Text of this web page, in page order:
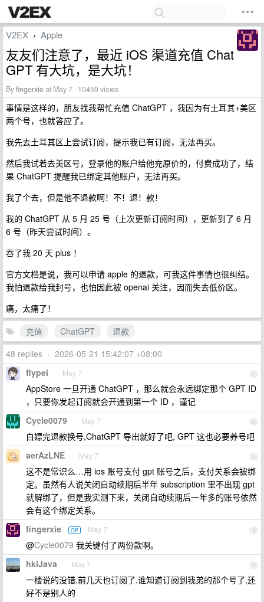
V2EX › Apple
友友们注意了，最近 iOS 渠道充值 Chat
GPT 有大坑，是大坑！
Byfingerxieat May 7 · 10459 views
事情是这样的，朋友找我帮忙充值 ChatGPT ，我因为有土耳其+美区
两个号，也就答应了。
我先去土耳其区上尝试订阅，提示我已有订阅，无法再买。
然后我试着去美区号，登录他的账户给他充原价的，付费成功了，结
果 ChatGPT 提醒我已绑定其他账户，无法再买。
我了个去，但是他不退款啊！不！退！款！
我的 ChatGPT 从 5 月 25 号（上次更新订阅时间），更新到了 6 月
6 号（昨天尝试时间）。
吞了我 20 天 plus ！
官方文档是说，我可以申请 apple 的退款，可我这件事情也很纠结。
我怕退款给我封号，也怕因此被 openai 关注，因而失去低价区。
痛，太痛了！
充值
ChatGPT
退款
48 replies • 2026-05-21 15:42:07 +08:00
1
flypei May 7
AppStore 一旦开通 ChatGPT ，那么就会永远绑定那个 GPT ID
，只要你发起订阅就会开通到第一个 ID ，谨记
2
Cycle0079 May 7
白嫖完退款换号,ChatGPT 导出就好了吧, GPT 这也必要养号吧
3
aerAzLNE May 7
这不是常识么…用 ios 账号支付 gpt 账号之后，支付关系会被绑
定。虽然有人说关闭自动续期后半年 subscription 里不出现 gpt
就解绑了，但是我实测下来，关闭自动续期后一年多的账号依然
会有这个绑定关系。
4
fingerxie OP May 7
@Cycle0079 我关键付了两份款啊。
5
hkiJava May 7
一楼说的没错,前几天也订阅了,谁知道订阅到我弟的那个号了,还
好不是别人的